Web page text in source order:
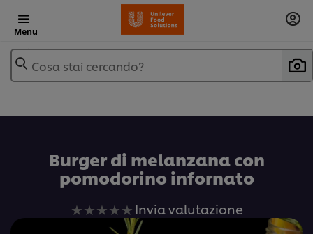
Menu
Cosa stai cercando?
Burger di melanzana con
pomodorino infornato
Nessuna
Invia valutazione